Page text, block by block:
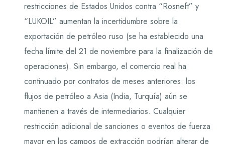
restricciones de Estados Unidos contra “Rosneft” y
“LUKOIL” aumentan la incertidumbre sobre la
exportación de petróleo ruso (se ha establecido una
fecha límite del 21 de noviembre para la finalización de
operaciones). Sin embargo, el comercio real ha
continuado por contratos de meses anteriores: los
flujos de petróleo a Asia (India, Turquía) aún se
mantienen a través de intermediarios. Cualquier
restricción adicional de sanciones o eventos de fuerza
mayor en los campos de extracción podrían alterar de